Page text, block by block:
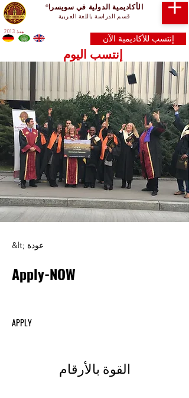
الأكاديمية الدولية في سويسرا®
قسم الدراسة باللغة العربية
إنتسب للأكاديمية الآن
إنتسب اليوم
منذ 2013
&lt; عودة
Apply-NOW
APPLY
القوة بالأرقام